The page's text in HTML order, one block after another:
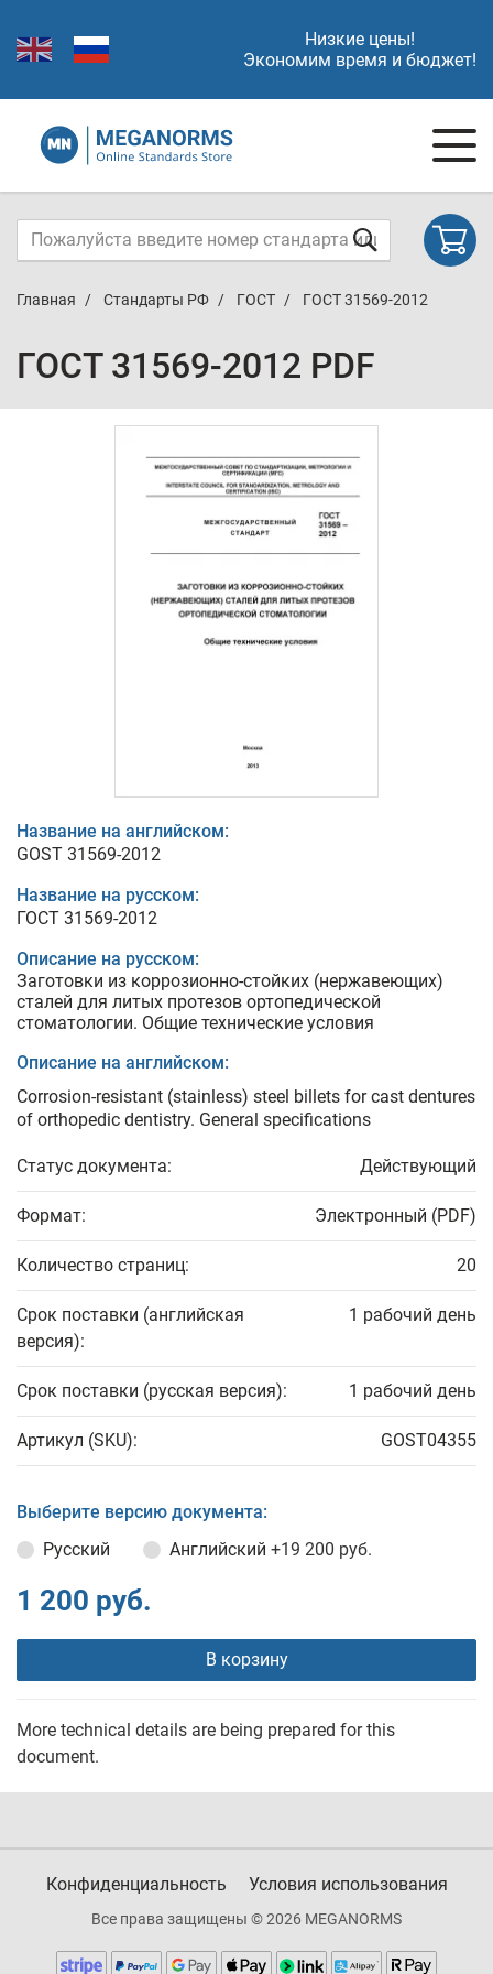
Низкие цены!
Экономим время и бюджет!
Главная Стандарты РФ ГОСТ ГОСТ 31569-2012
ГОСТ 31569-2012 PDF
Название на английском:
GOST 31569-2012
Название на русском:
ГОСТ 31569-2012
Описание на русском:
Заготовки из коррозионно-стойких (нержавеющих)
сталей для литых протезов ортопедической
стоматологии. Общие технические условия
Описание на английском:
Corrosion-resistant (stainless) steel billets for cast dentures
of orthopedic dentistry. General specifications
Статус документа: Действующий
Формат: Электронный (PDF)
Количество страниц: 20
Срок поставки (английская
версия):
1 рабочий день
Срок поставки (русская версия): 1 рабочий день
Артикул (SKU): GOST04355
Выберите версию документа:
Русский
Английский +19 200 руб.
1 200 руб.
В корзину
More technical details are being prepared for this
document.
Конфиденциальность Условия использования
Все права защищены © 2026 MEGANORMS